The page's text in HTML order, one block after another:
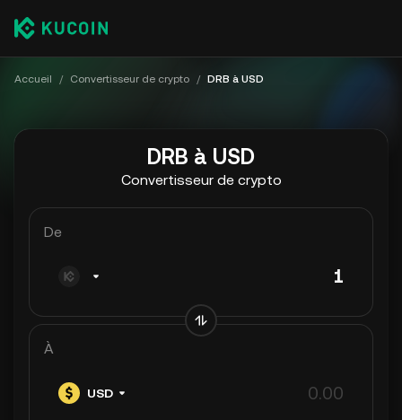
Accueil / Convertisseur de crypto / DRB à USD
DRB à USD
Convertisseur de crypto
De
À
USD